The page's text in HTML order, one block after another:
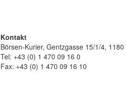
Kontakt
Börsen-Kurier, Gentzgasse 15/1/4, 1180
Tel: +43 (0) 1 470 09 16 0
Fax: +43 (0) 1 470 09 16 10